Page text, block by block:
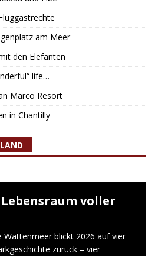
am Meer
den Elefanten
life…
Marco Resort
in Chantilly
voller
Wattenmeer blickt 2026 auf vier
zurück – vier